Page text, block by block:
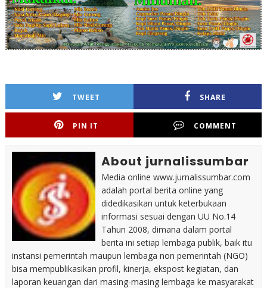
TWEET SHARE
PIN IT COMMENT
About jurnalissumbar
Media online www.jurnalissumbar.com
adalah portal berita online yang
didedikasikan untuk keterbukaan
informasi sesuai dengan UU No.14
Tahun 2008, dimana dalam portal
berita ini setiap lembaga publik, baik itu
instansi pemerintah maupun lembaga non pemerintah (NGO)
bisa mempublikasikan profil, kinerja, ekspost kegiatan, dan
laporan keuangan dari masing-masing lembaga ke masyarakat